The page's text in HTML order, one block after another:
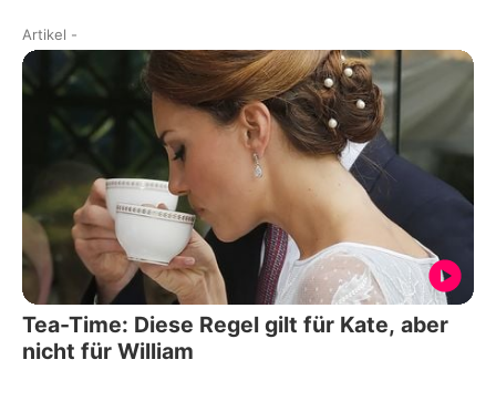
Artikel -
Tea-Time: Diese Regel gilt für Kate, aber
nicht für William